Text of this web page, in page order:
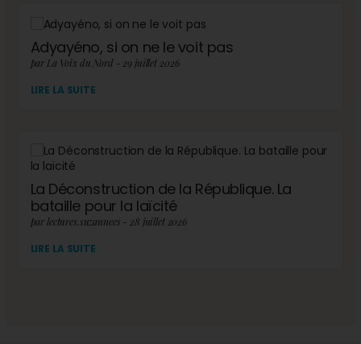
Adyayéno, si on ne le voit pas
par La Voix du Nord - 29 juillet 2026
LIRE LA SUITE
La Déconstruction de la République. La
bataille pour la laïcité
par lectures.suzannees - 28 juillet 2026
LIRE LA SUITE